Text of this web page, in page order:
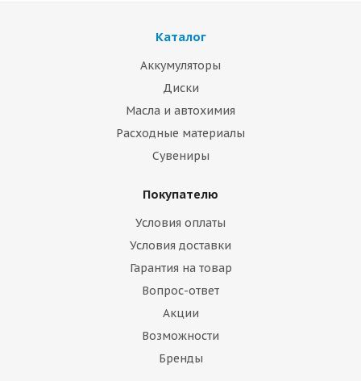
Каталог
Аккумуляторы
Диски
Масла и автохимия
Расходные материалы
Сувениры
Покупателю
Условия оплаты
Условия доставки
Гарантия на товар
Вопрос-ответ
Акции
Возможности
Бренды